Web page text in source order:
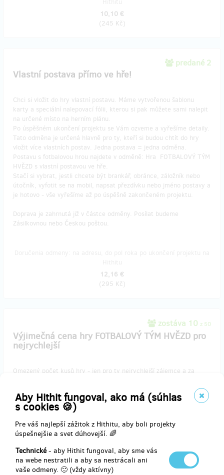
Aby Hithit fungoval, ako má (súhlas
s cookies 🍪)
Pre váš najlepší zážitok z Hithitu, aby boli projekty
úspešnejšie a svet dúhovejší. 🌈
Technické- aby Hithit fungoval, aby sme vás
na webe nestratili a aby sa nestrácali ani
vaše odmeny. 🙂 (vždy aktívny)
10,10 €
(245 Kč)
predané 2
Vlastní postava přímo ve hře!
Chci si vložit do hry vlastní postavu. Máme vytvořenou šablonu
karty a speciální nalepovací fólii, kterou si pak můžete sami nalepit
na určené místo na herním plánu.
Po úspěšném ukončení projektu se Vám ozveme a vyřešíme detaily.
Tato odměna je určená hlavně pro ty, kteří si budou chtít do hry
vložit více vlastních postav. Jedna postava = jedna odměna.
Postavu s fotbalovou hrou najdete v odměně: Hra FOTBALOVÝ TÝM
HVĚZD s vlastní postavou ve hře.
Stačí si vybrat, jestli chcete být brankář, obránce, záložník nebo
útočník, vyfotit se na mobil, napsat přezdívku nebo jméno postavy a
je hotovo - vše vyřešíme až po úspěšně zakončeném projektu.
Doprava je zahrnutá již v částce odměny. Posílat budeme
Zásilkovnou nebo Českou poštou.
12,16 €
(295 Kč)
zostáva 10 z 50
Výjimečná cena hry FOTBALOVÝ TÝM HVĚZD pro
nejrychlejší
Omezený počet kusů hry - jen pro ty nejrychlejší zájemce a za
V ceně je zahrnuta i doprava po celé ČR - Zásilkovnou.
Doručenia odmeny: Zásilkovna, do pol roka po ukončení projektu na
Hithitu
22,67 €
(550 Kč